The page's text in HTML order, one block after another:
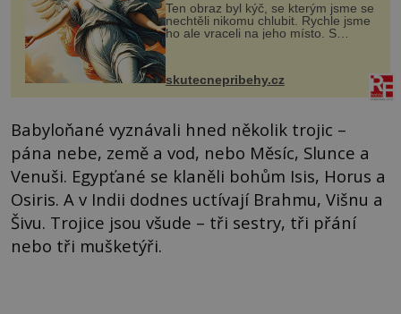
Ten obraz byl kýč, se kterým jsme se
nechtěli nikomu chlubit. Rychle jsme
ho ale vraceli na jeho místo. S
manželem Vaškem jsme si pořídili
chaloupku, takový domek na severu
Čech, kde jsme si naplánova...
skutecnepribehy.cz
Babyloňané vyznávali hned několik trojic –
pána nebe, země a vod, nebo Měsíc, Slunce a
Venuši. Egypťané se klaněli bohům Isis, Horus a
Osiris. A v Indii dodnes uctívají Brahmu, Višnu a
Šivu. Trojice jsou všude – tři sestry, tři přání
nebo tři mušketýři.